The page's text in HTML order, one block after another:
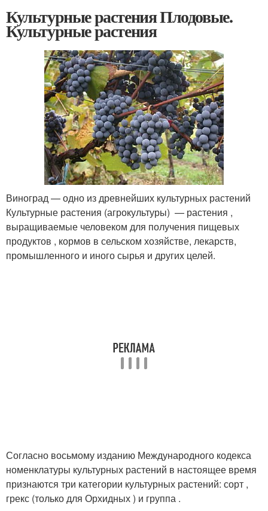
Культурные растения Плодовые.
Культурные растения
Виноград — одно из древнейших культурных растений
Культурные растения (агрокультуры) — растения ,
выращиваемые человеком для получения пищевых
продуктов , кормов в сельском хозяйстве, лекарств,
промышленного и иного сырья и других целей.
Согласно восьмому изданию Международного кодекса
номенклатуры культурных растений в настоящее время
признаются три категории культурных растений: сорт ,
грекс (только для Орхидных ) и группа .